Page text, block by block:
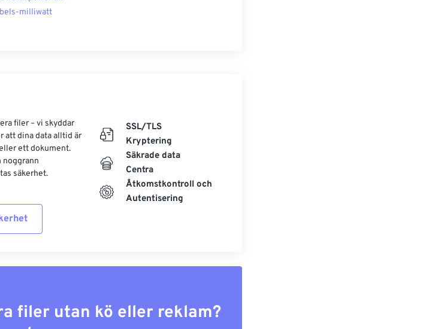
milliwatt
filer – vi skyddar
att dina data alltid är
ett dokument.
noggrann
säkerhet.
SSL/TLS
Kryptering
Säkrade data
Centra
Åtkomstkontroll och
Autentisering
filer utan kö eller reklam?